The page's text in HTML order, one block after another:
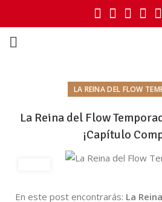
LA REINA DEL FLOW
La Reina del Flow
¡Capítulo
En este post encontrarás: La